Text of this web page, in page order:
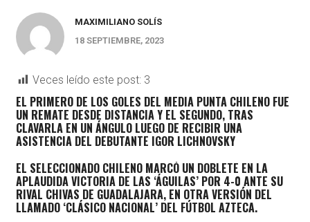
MAXIMILIANO SOLÍS
18 SEPTIEMBRE, 2023
Veces leído este post: 3
EL PRIMERO DE LOS GOLES DEL MEDIA PUNTA CHILENO FUE
UN REMATE DESDE DISTANCIA Y EL SEGUNDO, TRAS
CLAVARLA EN UN ÁNGULO LUEGO DE RECIBIR UNA
ASISTENCIA DEL DEBUTANTE IGOR LICHNOVSKY
EL SELECCIONADO CHILENO MARCÓ UN DOBLETE EN LA
APLAUDIDA VICTORIA DE LAS ‘ÁGUILAS’ POR 4-0 ANTE SU
RIVAL CHIVAS DE GUADALAJARA, EN OTRA VERSIÓN DEL
LLAMADO‘CLÁSICO NACIONAL’DEL FÚTBOL AZTECA.